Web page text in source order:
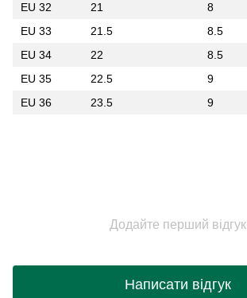
EU 32
21
8
EU 33
21.5
8.5
EU 34
22
8.5
EU 35
22.5
9
EU 36
23.5 9
Додайте перший відгук
Написати відгук